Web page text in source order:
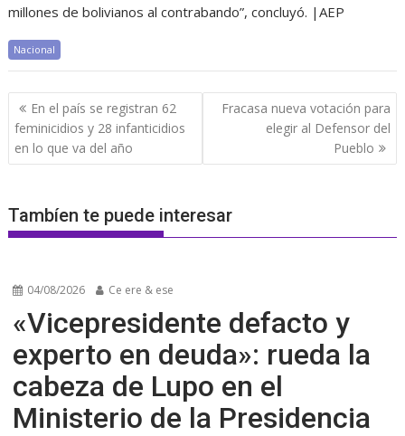
millones de bolivianos al contrabando”, concluyó. |AEP
Nacional
Navegación
de
entradas
En el país se registran 62
feminicidios y 28 infanticidios
en lo que va del año
Fracasa nueva votación para
elegir al Defensor del
Pueblo
Tambíen te puede interesar
04/08/2026 Ce ere & ese
«Vicepresidente defacto y
experto en deuda»: rueda la
cabeza de Lupo en el
Ministerio de la Presidencia